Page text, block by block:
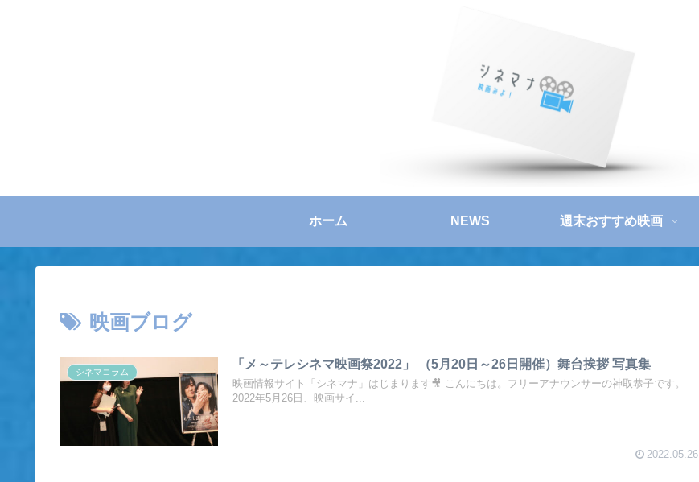
ホーム NEWS 週末おすすめ映画
映画ブログ
シネマコラム
「メ～テレシネマ映画祭2022」 （5月20日～26日開催）舞台挨拶 写真集
映画情報サイト「シネマナ」はじまります🎥 こんにちは。フリーアナウンサーの神取恭子です。
2022年5月26日、映画サイ...
2022.05.26